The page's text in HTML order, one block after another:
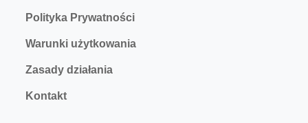
Polityka Prywatności
Warunki użytkowania
Zasady działania
Kontakt